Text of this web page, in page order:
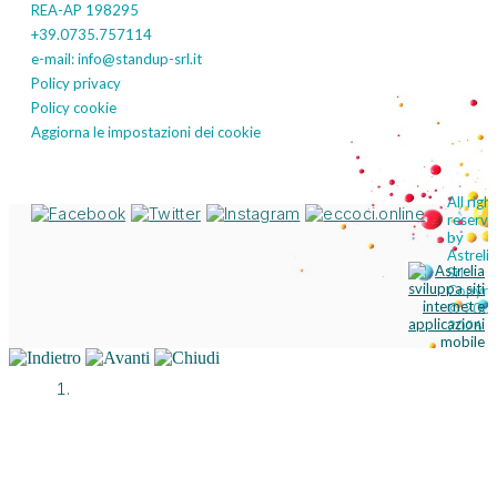
REA-AP 198295
+39.0735.757114
e-mail: info@standup-srl.it
Policy privacy
Policy cookie
Aggiorna le impostazioni dei cookie
All
by
Astrelia
Srl
©
2026